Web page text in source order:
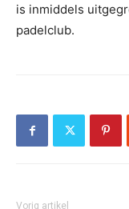
is inmiddels
padelclub.
Vorig artikel